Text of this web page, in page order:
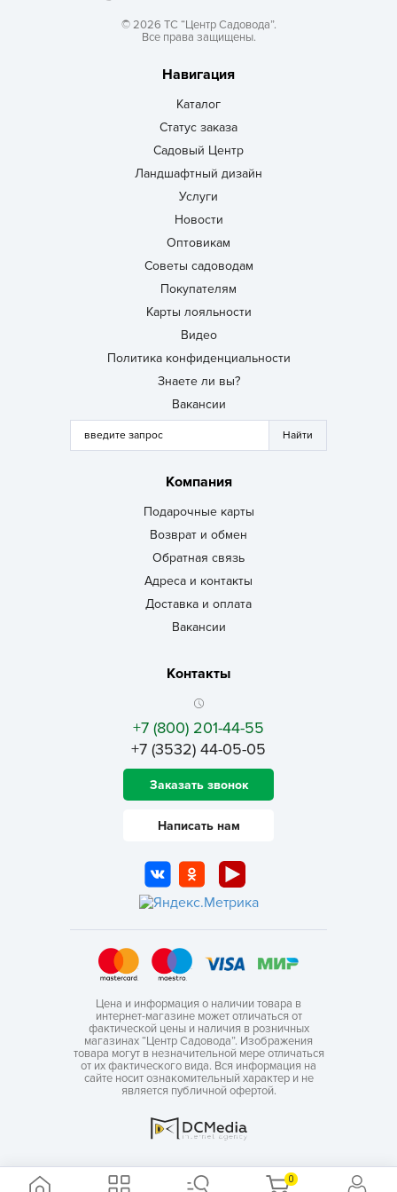
0
© 2026 ТС “Центр Садовода”.
Все права защищены.
Навигация
Каталог
Статус заказа
Садовый Центр
Ландшафтный дизайн
Услуги
Новости
Оптовикам
Советы садоводам
Покупателям
Карты лояльности
Видео
Политика конфиденциальности
Знаете ли вы?
Вакансии
Компания
Подарочные карты
Возврат и обмен
Обратная связь
Адреса и контакты
Доставка и оплата
Вакансии
Контакты
+7 (800) 201-44-55
+7 (3532) 44-05-05
Заказать звонок
Написать нам
Цена и информация о наличии товара в
интернет-магазине может отличаться от
фактической цены и наличия в розничных
магазинах “Центр Садовода”. Изображения
товара могут в незначительной мере отличаться
от их фактического вида. Вся информация на
сайте носит ознакомительный характер и не
является публичной офертой.